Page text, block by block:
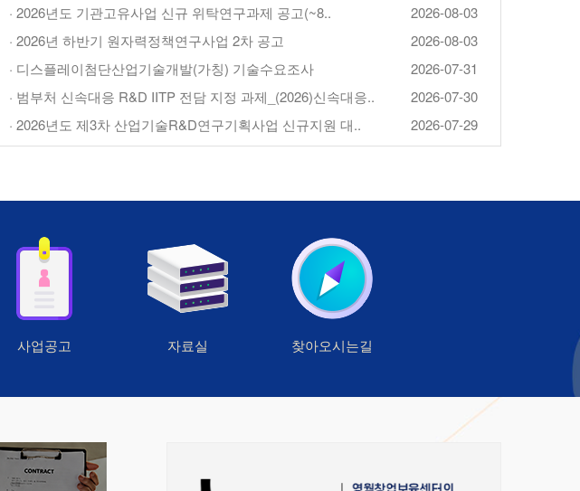
· 2026년도 기관고유사업 신규 위탁연구과제 공고(~8..
2026-08-03
· 2026년 하반기 원자력정책연구사업 2차 공고
2026-08-03
· 디스플레이첨단산업기술개발(가칭) 기술수요조사
2026-07-31
· 범부처 신속대응 R&D IITP 전담 지정 과제_(2026)신속대응..
2026-07-30
· 2026년도 제3차 산업기술R&D연구기획사업 신규지원 대..
2026-07-29
사업공고 자료실 찾아오시는길